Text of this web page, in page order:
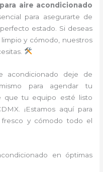
aire acondicionado
para asegurarte de
estado. Si deseas
y cómodo, nuestros
acondicionado deje de
para agendar tu
que tu equipo esté listo
¡Estamos aquí para
y cómodo todo el
en óptimas